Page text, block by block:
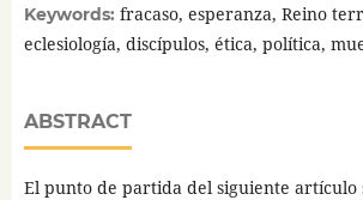
Keywords: fracaso, esperanza, Reino
eclesiología, discípulos, ética, política,
ABSTRACT
El punto de partida del siguiente artículo